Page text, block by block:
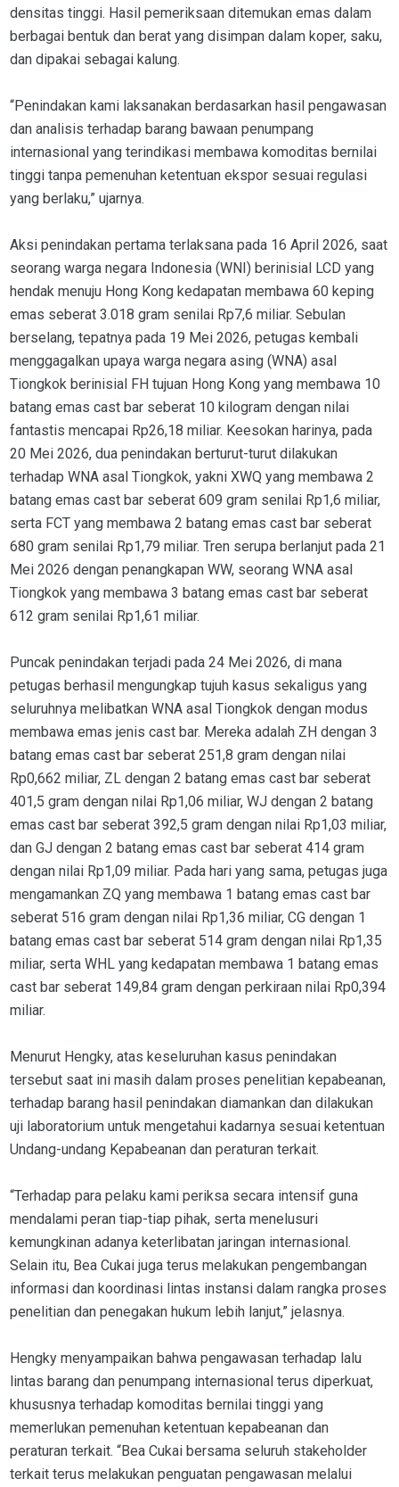
densitas tinggi. Hasil pemeriksaan ditemukan emas dalam
berbagai bentuk dan berat yang disimpan dalam koper, saku,
dan dipakai sebagai kalung.
“Penindakan kami laksanakan berdasarkan hasil pengawasan
dan analisis terhadap barang bawaan penumpang
internasional yang terindikasi membawa komoditas bernilai
tinggi tanpa pemenuhan ketentuan ekspor sesuai regulasi
yang berlaku,” ujarnya.
Aksi penindakan pertama terlaksana pada 16 April 2026, saat
seorang warga negara Indonesia (WNI) berinisial LCD yang
hendak menuju Hong Kong kedapatan membawa 60 keping
emas seberat 3.018 gram senilai Rp7,6 miliar. Sebulan
berselang, tepatnya pada 19 Mei 2026, petugas kembali
menggagalkan upaya warga negara asing (WNA) asal
Tiongkok berinisial FH tujuan Hong Kong yang membawa 10
batang emas cast bar seberat 10 kilogram dengan nilai
fantastis mencapai Rp26,18 miliar. Keesokan harinya, pada
20 Mei 2026, dua penindakan berturut-turut dilakukan
terhadap WNA asal Tiongkok, yakni XWQ yang membawa 2
batang emas cast bar seberat 609 gram senilai Rp1,6 miliar,
serta FCT yang membawa 2 batang emas cast bar seberat
680 gram senilai Rp1,79 miliar. Tren serupa berlanjut pada 21
Mei 2026 dengan penangkapan WW, seorang WNA asal
Tiongkok yang membawa 3 batang emas cast bar seberat
612 gram senilai Rp1,61 miliar.
Puncak penindakan terjadi pada 24 Mei 2026, di mana
petugas berhasil mengungkap tujuh kasus sekaligus yang
seluruhnya melibatkan WNA asal Tiongkok dengan modus
membawa emas jenis cast bar. Mereka adalah ZH dengan 3
batang emas cast bar seberat 251,8 gram dengan nilai
Rp0,662 miliar, ZL dengan 2 batang emas cast bar seberat
401,5 gram dengan nilai Rp1,06 miliar, WJ dengan 2 batang
emas cast bar seberat 392,5 gram dengan nilai Rp1,03 miliar,
dan GJ dengan 2 batang emas cast bar seberat 414 gram
dengan nilai Rp1,09 miliar. Pada hari yang sama, petugas juga
mengamankan ZQ yang membawa 1 batang emas cast bar
seberat 516 gram dengan nilai Rp1,36 miliar, CG dengan 1
batang emas cast bar seberat 514 gram dengan nilai Rp1,35
miliar, serta WHL yang kedapatan membawa 1 batang emas
cast bar seberat 149,84 gram dengan perkiraan nilai Rp0,394
miliar.
Menurut Hengky, atas keseluruhan kasus penindakan
tersebut saat ini masih dalam proses penelitian kepabeanan,
terhadap barang hasil penindakan diamankan dan dilakukan
uji laboratorium untuk mengetahui kadarnya sesuai ketentuan
Undang-undang Kepabeanan dan peraturan terkait.
“Terhadap para pelaku kami periksa secara intensif guna
mendalami peran tiap-tiap pihak, serta menelusuri
kemungkinan adanya keterlibatan jaringan internasional.
Selain itu, Bea Cukai juga terus melakukan pengembangan
informasi dan koordinasi lintas instansi dalam rangka proses
penelitian dan penegakan hukum lebih lanjut,” jelasnya.
Hengky menyampaikan bahwa pengawasan terhadap lalu
lintas barang dan penumpang internasional terus diperkuat,
khususnya terhadap komoditas bernilai tinggi yang
memerlukan pemenuhan ketentuan kepabeanan dan
peraturan terkait. “Bea Cukai bersama seluruh stakeholder
terkait terus melakukan penguatan pengawasan melalui